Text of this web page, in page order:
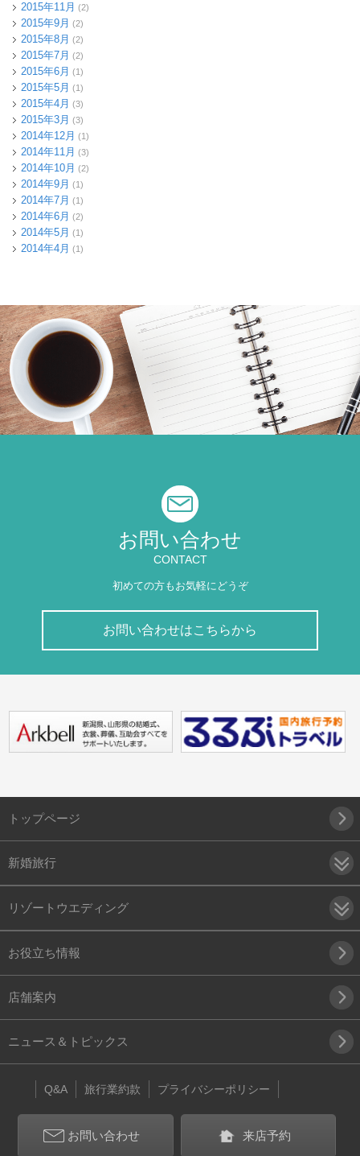
2015年11月 (2)
2015年9月 (2)
2015年8月 (2)
2015年7月 (2)
2015年6月 (1)
2015年5月 (1)
2015年4月 (3)
2015年3月 (3)
2014年12月 (1)
2014年11月 (3)
2014年10月 (2)
2014年9月 (1)
2014年7月 (1)
2014年6月 (2)
2014年5月 (1)
2014年4月 (1)
お問い合わせ
CONTACT
初めての方もお気軽にどうぞ
お問い合わせはこちらから
トップページ
新婚旅行
リゾートウエディング
お役立ち情報
店舗案内
ニュース＆トピックス
Q&A 旅行業約款 プライバシーポリシー
お問い合わせ 来店予約